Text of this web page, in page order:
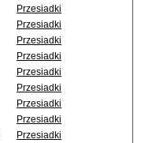
Przesiadki
Przesiadki
Przesiadki
Przesiadki
Przesiadki
Przesiadki
Przesiadki
Przesiadki
Przesiadki